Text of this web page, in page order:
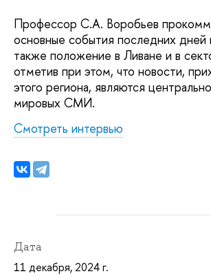
Профессор С.А. Воробьев
основные события последних дней
также положение в Ливане и в
отметив при этом, что новости,
этого региона, являются
мировых СМИ.
Смотреть интервью
Дата
11 декабря, 2024 г.